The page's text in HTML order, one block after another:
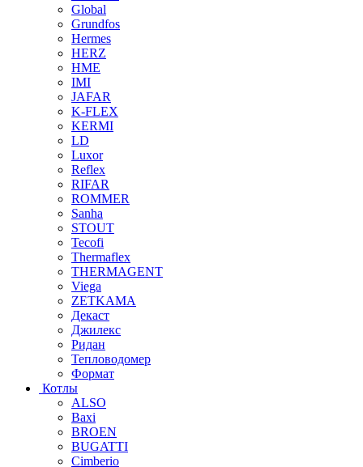
Global
Grundfos
Hermes
HERZ
HME
IMI
JAFAR
K-FLEX
KERMI
LD
Luxor
Reflex
RIFAR
ROMMER
Sanha
STOUT
Tecofi
Thermaflex
THERMAGENT
Viega
ZETKAMA
Декаст
Джилекс
Ридан
Тепловодомер
Формат
Котлы
ALSO
Baxi
BROEN
BUGATTI
Cimberio